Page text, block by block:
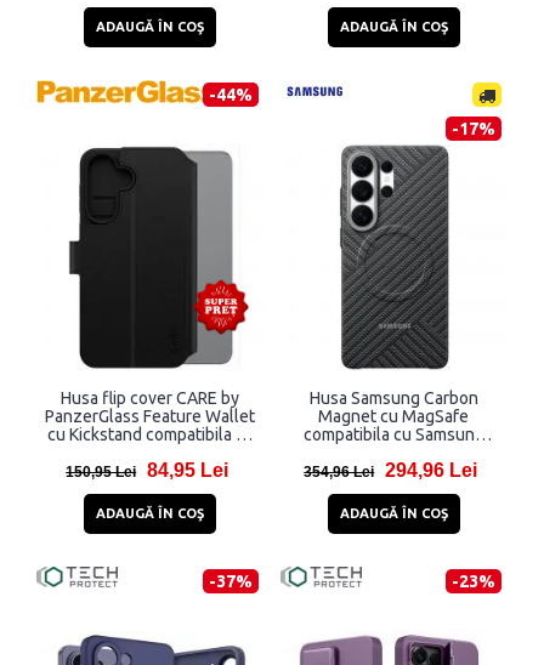
ADAUGĂ ÎN COŞ ADAUGĂ ÎN COŞ
-44%
Husa flip cover CARE by
PanzerGlass Feature Wallet
cu Kickstand compatibila cu
Negru
150,95 Lei 84,95 Lei
ADAUGĂ ÎN COŞ
-17%
Husa Samsung Carbon
Magnet cu MagSafe
compatibila cu Samsung
354,96 Lei 294,96 Lei
ADAUGĂ ÎN COŞ
-37% -23%